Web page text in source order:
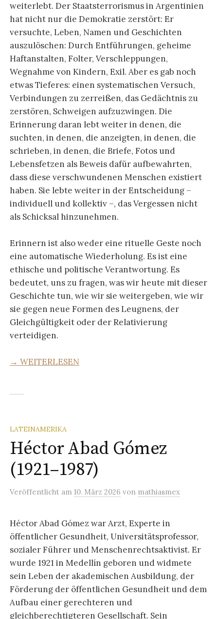
weiterlebt. Der Staatsterrorismus in Argentinien
hat nicht nur die Demokratie zerstört: Er
versuchte, Leben, Namen und Geschichten
auszulöschen: Durch Entführungen, geheime
Haftanstalten, Folter, Verschleppungen,
Wegnahme von Kindern, Exil. Aber es gab noch
etwas Tieferes: einen systematischen Versuch,
Verbindungen zu zerreißen, das Gedächtnis zu
zerstören, Schweigen aufzuzwingen. Die
Erinnerung daran lebt weiter in denen, die
suchten, in denen, die anzeigten, in denen, die
schrieben, in denen, die Briefe, Fotos und
Lebensfetzen als Beweis dafür aufbewahrten,
dass diese verschwundenen Menschen existiert
haben. Sie lebte weiter in der Entscheidung –
individuell und kollektiv –, das Vergessen nicht
als Schicksal hinzunehmen.
Erinnern ist also weder eine rituelle Geste noch
eine automatische Wiederholung. Es ist eine
ethische und politische Verantwortung. Es
bedeutet, uns zu fragen, was wir heute mit dieser
Geschichte tun, wie wir sie weitergeben, wie wir
sie gegen neue Formen des Leugnens, der
Gleichgültigkeit oder der Relativierung
verteidigen.
→ WEITERLESEN
LATEINAMERIKA
Héctor Abad Gómez
(1921–1987)
Veröffentlicht am 10. März 2026 von mathiasmex
Héctor Abad Gómez war Arzt, Experte in
öffentlicher Gesundheit, Universitätsprofessor,
sozialer Führer und Menschenrechtsaktivist. Er
wurde 1921 in Medellín geboren und widmete
sein Leben der akademischen Ausbildung, der
Förderung der öffentlichen Gesundheit und dem
Aufbau einer gerechteren und
gleichberechtigteren Gesellschaft. Sein